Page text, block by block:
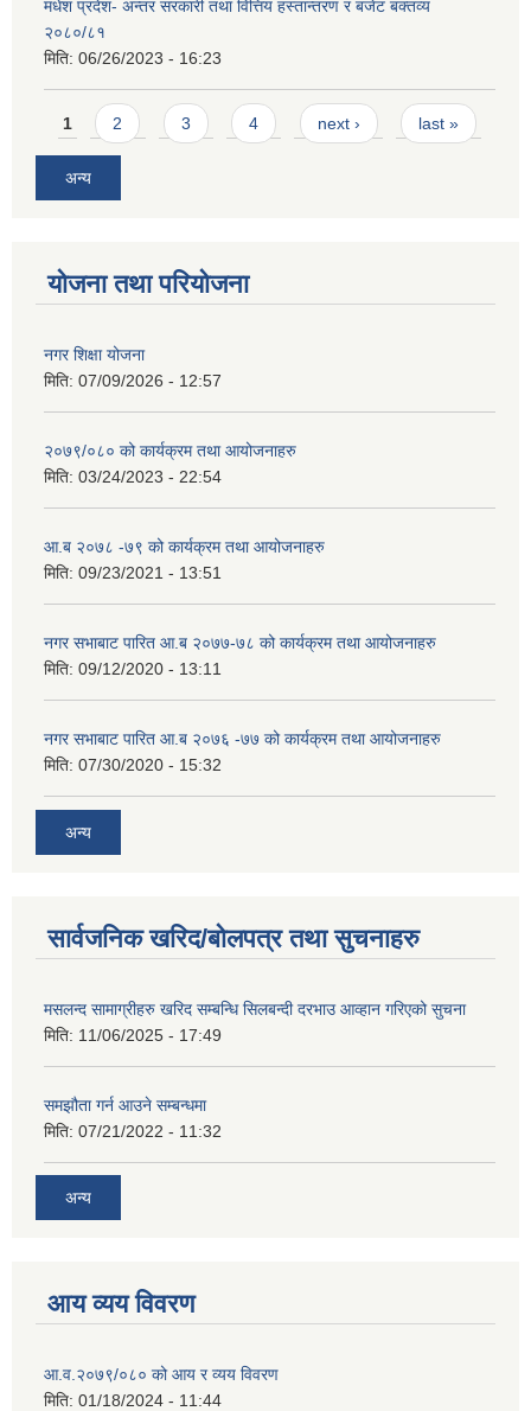
मधेश प्रदेश- अन्तर सरकारी तथा वित्तिय हस्तान्तरण र बजेट बक्तव्य
२०८०/८१
मिति: 06/26/2023 - 16:23
Pages
1 2 3 4 next › last »
अन्य
योजना तथा परियोजना
नगर शिक्षा योजना
मिति: 07/09/2026 - 12:57
२०७९/०८० को कार्यक्रम तथा आयोजनाहरु
मिति: 03/24/2023 - 22:54
आ.ब २०७८ -७९ को कार्यक्रम तथा आयोजनाहरु
मिति: 09/23/2021 - 13:51
नगर सभाबाट पारित आ.ब २०७७-७८ को कार्यक्रम तथा आयोजनाहरु
मिति: 09/12/2020 - 13:11
नगर सभाबाट पारित आ.ब २०७६ -७७ को कार्यक्रम तथा आयोजनाहरु
मिति: 07/30/2020 - 15:32
अन्य
सार्वजनिक खरिद/बोलपत्र तथा सुचनाहरु
मसलन्द सामाग्रीहरु खरिद सम्बन्धि सिलबन्दी दरभाउ आव्हान गरिएको सुचना
मिति: 11/06/2025 - 17:49
समझौता गर्न आउने सम्बन्धमा
मिति: 07/21/2022 - 11:32
अन्य
आय व्यय विवरण
आ.व.२०७९/०८० को आय र व्यय विवरण
मिति: 01/18/2024 - 11:44